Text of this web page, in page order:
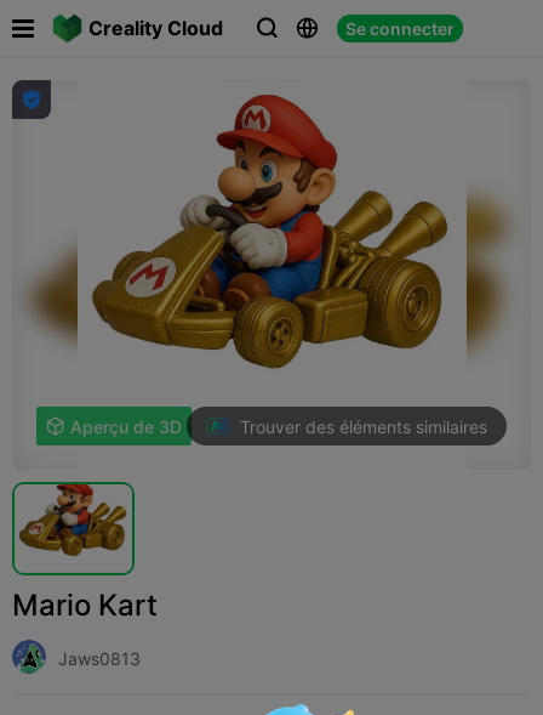
Creality Cloud   Se connecter

 Aperçu de 3D Trouver des éléments similaires
Mario Kart
Jaws0813